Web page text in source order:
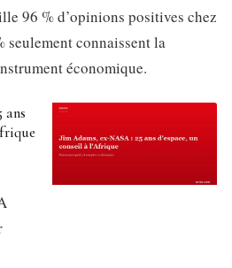
96 % d’opinions positives chez
seulement connaissent la
économique.
ans